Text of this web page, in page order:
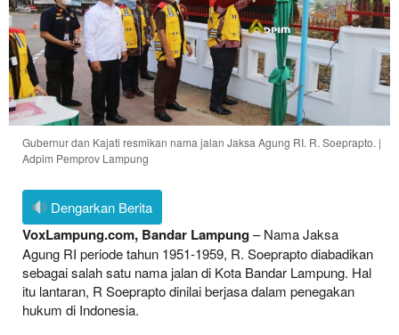
Gubernur dan Kajati resmikan nama jalan Jaksa Agung RI. R. Soeprapto. |
Adpim Pemprov Lampung
Dengarkan Berita
VoxLampung.com, Bandar Lampung– Nama Jaksa
Agung RI periode tahun 1951-1959, R. Soeprapto diabadikan
sebagai salah satu nama jalan di Kota Bandar Lampung. Hal
itu lantaran, R Soeprapto dinilai berjasa dalam penegakan
hukum di Indonesia.